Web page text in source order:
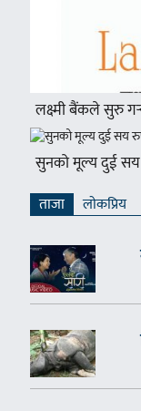
लक्ष्मी बैंकले सुरु
सुनको मूल्य दुई
ताजा लाेकप्रिय